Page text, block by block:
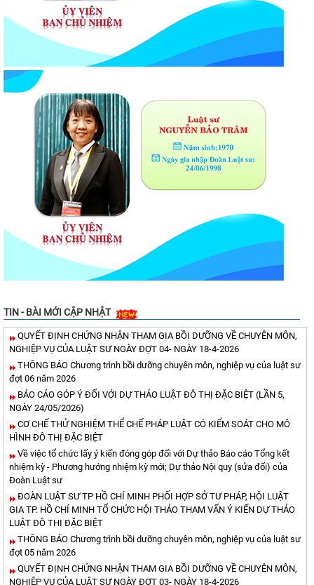
TIN - BÀI MỚI CẬP NHẬT
QUYẾT ĐỊNH CHỨNG NHẬN THAM GIA BỒI DƯỠNG VỀ CHUYÊN MÔN,
NGHIỆP VỤ CỦA LUẬT SƯ NGÀY ĐỢT 04- NGÀY 18-4-2026
THÔNG BÁO Chương trình bồi dưỡng chuyên môn, nghiệp vụ của luật sư
đợt 06 năm 2026
BÁO CÁO GÓP Ý ĐỐI VỚI DỰ THẢO LUẬT ĐÔ THỊ ĐẶC BIỆT (LẦN 5,
NGÀY 24/05/2026)
CƠ CHẾ THỬ NGHIỆM THỂ CHẾ PHÁP LUẬT CÓ KIỂM SOÁT CHO MÔ
HÌNH ĐÔ THỊ ĐẶC BIỆT
Về việc tổ chức lấy ý kiến đóng góp đối với Dự thảo Báo cáo Tổng kết
nhiệm kỳ - Phương hướng nhiệm kỳ mới; Dự thảo Nội quy (sửa đổi) của
Đoàn Luật sư
ĐOÀN LUẬT SƯ TP HỒ CHÍ MINH PHỐI HỢP SỞ TƯ PHÁP, HỘI LUẬT
GIA TP. HỒ CHÍ MINH TỔ CHỨC HỘI THẢO THAM VẤN Ý KIẾN DỰ THẢO
LUẬT ĐÔ THI ĐẶC BIỆT
THÔNG BÁO Chương trình bồi dưỡng chuyên môn, nghiệp vụ của luật sư
đợt 05 năm 2026
QUYẾT ĐỊNH CHỨNG NHẬN THAM GIA BỒI DƯỠNG VỀ CHUYÊN MÔN,
NGHIỆP VỤ CỦA LUẬT SƯ NGÀY ĐỢT 03- NGÀY 18-4-2026